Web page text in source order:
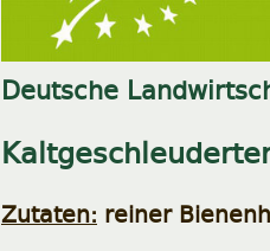
Deutsche
Zutaten: reiner